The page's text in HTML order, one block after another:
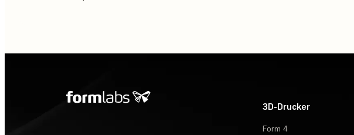
3D-Drucker
Form 4